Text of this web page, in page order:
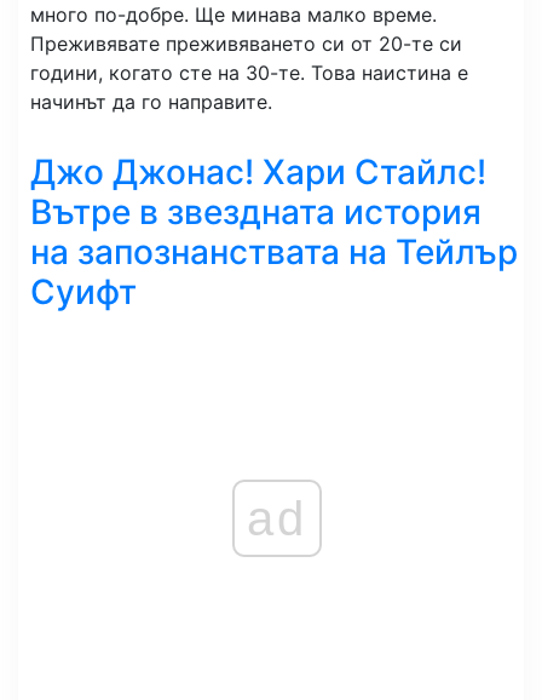
много по-добре. Ще минава малко време.
Преживявате преживяването си от 20-те си
години, когато сте на 30-те. Това наистина е
начинът да го направите.
Джо Джонас! Хари Стайлс!
Вътре в звездната история
на запознанствата на Тейлър
Суифт
ad